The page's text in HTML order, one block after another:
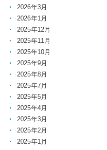
2026年3月
2026年1月
2025年12月
2025年11月
2025年10月
2025年9月
2025年8月
2025年7月
2025年5月
2025年4月
2025年3月
2025年2月
2025年1月